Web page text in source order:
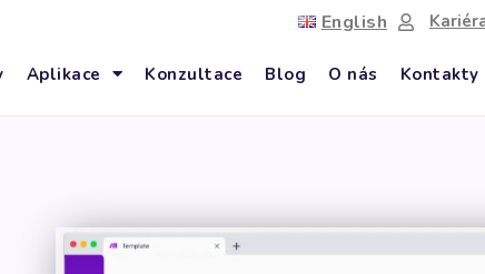
English
Aplikace Konzultace Blog O nás Kontakty